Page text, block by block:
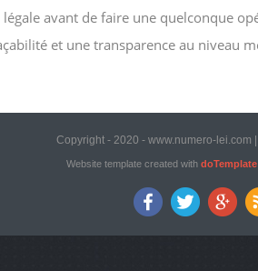
avant de faire une quelconque
et une transparence au niveau
Copyright - 2020 - www.numero-lei.com
Website template created with doTemplate